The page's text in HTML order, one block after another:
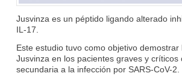
Jusvinza es un péptido ligando alterado
IL-17.
Este estudio tuvo como objetivo demostrar
Jusvinza en los pacientes graves y
secundaria a la infección por SARS-CoV-2.